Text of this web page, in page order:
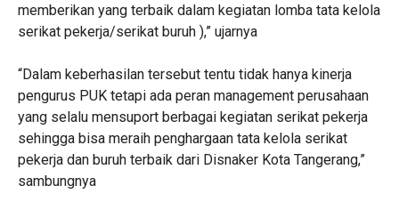
memberikan yang terbaik dalam kegiatan lomba tata kelola
serikat pekerja/serikat buruh ),” ujarnya
“‎Dalam keberhasilan tersebut tentu tidak hanya kinerja
pengurus PUK tetapi ada peran management perusahaan
yang selalu mensuport berbagai kegiatan serikat pekerja
sehingga bisa meraih penghargaan tata kelola serikat
pekerja dan buruh terbaik dari Disnaker Kota Tangerang,”
sambungnya